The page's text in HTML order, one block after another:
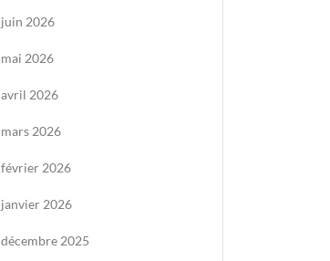
juin 2026
mai 2026
avril 2026
mars 2026
février 2026
janvier 2026
décembre 2025